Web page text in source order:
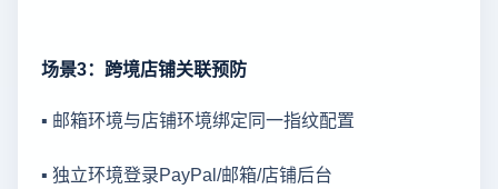
场景3：跨境店铺关联预防
▪ 邮箱环境与店铺环境绑定同一指纹配置
▪ 独立环境登录PayPal/邮箱/店铺后台